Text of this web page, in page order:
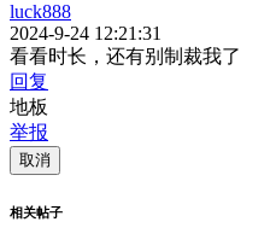
luck888
2024-9-24 12:21:31
看看时长，还有别制裁我了
回复
地板
举报
取消
相关帖子